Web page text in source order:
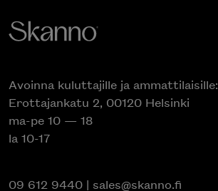
Avoinna kuluttajille ja ammattilaisille:
Erottajankatu 2, 00120 Helsinki
ma-pe 10 — 18
la 10-17
09 612 9440 | sales@skanno.fi